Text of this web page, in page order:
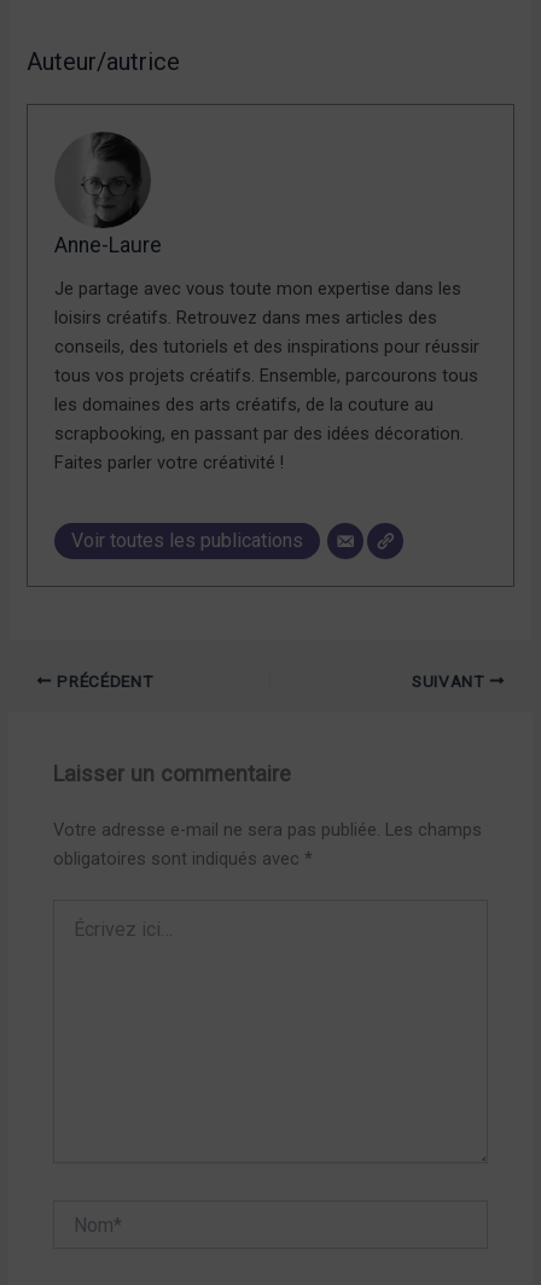
Auteur/autrice
Anne-Laure
Je partage avec vous toute mon expertise dans les
loisirs créatifs. Retrouvez dans mes articles des
conseils, des tutoriels et des inspirations pour réussir
tous vos projets créatifs. Ensemble, parcourons tous
les domaines des arts créatifs, de la couture au
scrapbooking, en passant par des idées décoration.
Faites parler votre créativité !
Voir toutes les publications
PRÉCÉDENT SUIVANT
Laisser un commentaire
Votre adresse e-mail ne sera pas publiée. Les champs
obligatoires sont indiqués avec *
ici…